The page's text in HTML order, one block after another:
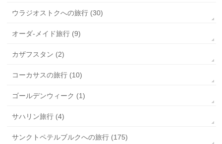
ウラジオストクへの旅行 (30)
オーダ-メイド旅行 (9)
カザフスタン (2)
コーカサスの旅行 (10)
ゴールデンウィーク (1)
サハリン旅行 (4)
サンクトペテルブルクへの旅行 (175)